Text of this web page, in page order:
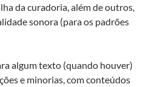
da curadoria, além de outros,
sonora (para os padrões
algum texto (quando houver)
e minorias, com conteúdos